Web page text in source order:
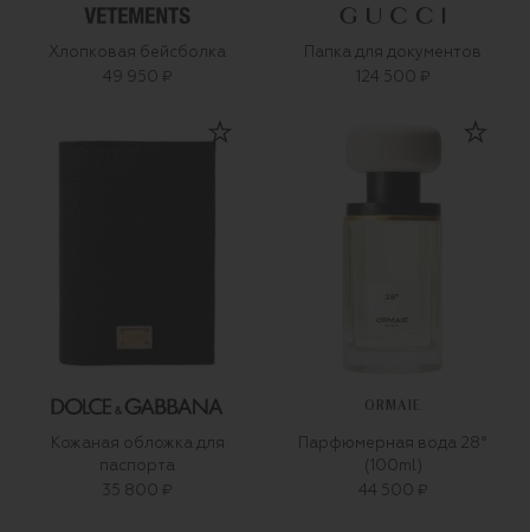
Хлопковая бейсболка
49 950 ₽
Папка для документов
124 500 ₽
Кожаная обложка для
паспорта
35 800 ₽
ORMAIE
Парфюмерная вода 28°
(100ml)
44 500 ₽